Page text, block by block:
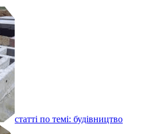
статті по темі: будівництво